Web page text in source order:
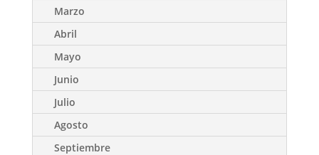
Marzo
Abril
Mayo
Junio
Julio
Agosto
Septiembre